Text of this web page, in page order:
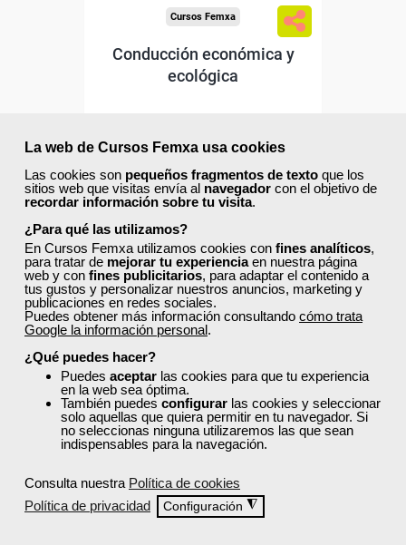
La web de Cursos Femxa usa cookies
Las cookies son pequeños fragmentos de texto que los
sitios web que visitas envía al navegador con el objetivo de
recordar información sobre tu visita.
¿Para qué las utilizamos?
En Cursos Femxa utilizamos cookies con fines analíticos,
para tratar de mejorar tu experienciaen nuestra página
web y con fines publicitarios, para adaptar el contenido a
tus gustos y personalizar nuestros anuncios, marketing y
publicaciones en redes sociales.
Puedes obtener más información consultando cómo trata
Google la información personal.
¿Qué puedes hacer?
Puedes aceptar las cookies para que tu experiencia
en la web sea óptima.
También puedes configurar las cookies y seleccionar
solo aquellas que quiera permitir en tu navegador. Si
no seleccionas ninguna utilizaremos las que sean
indispensables para la navegación.
Consulta nuestra Política de cookies
Política de privacidad
Configuración ◮
Cursos Femxa
Conducción económica y
ecológica
50 horas
Online (toda España)
Ver curso
11 306
ONLINE
subvencionada.
Para desempleados,
trabajadores y autónomos.
-Grandes Almacenes.